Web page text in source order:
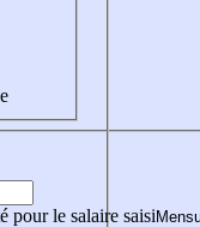
pour le salaire saisi